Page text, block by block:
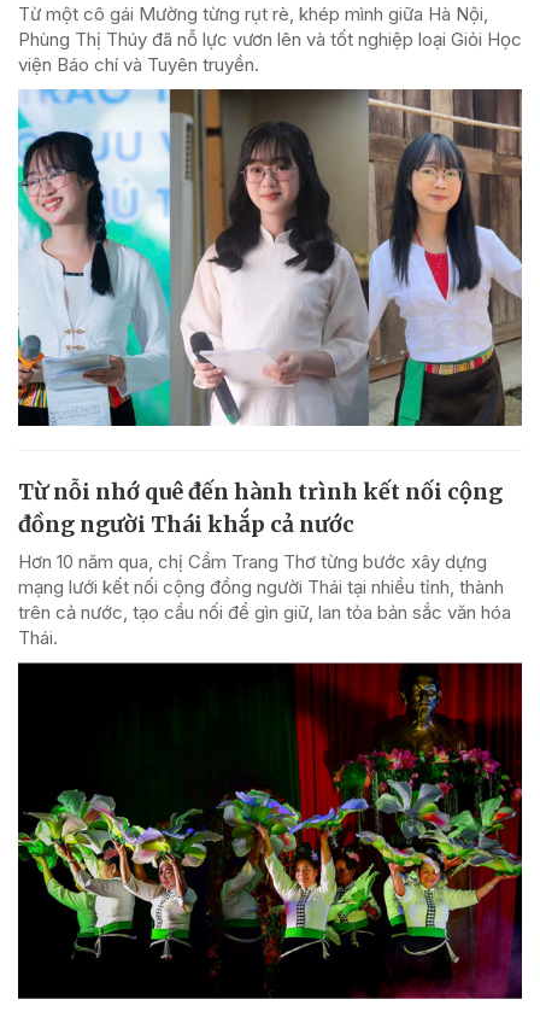
Từ một cô gái Mường từng rụt rè, khép mình giữa Hà Nội,
Phùng Thị Thúy đã nỗ lực vươn lên và tốt nghiệp loại Giỏi Học
viện Báo chí và Tuyên truyền.
Từ nỗi nhớ quê đến hành trình kết nối cộng
đồng người Thái khắp cả nước
Hơn 10 năm qua, chị Cầm Trang Thơ từng bước xây dựng
mạng lưới kết nối cộng đồng người Thái tại nhiều tỉnh, thành
trên cả nước, tạo cầu nối để gìn giữ, lan tỏa bản sắc văn hóa
Thái.